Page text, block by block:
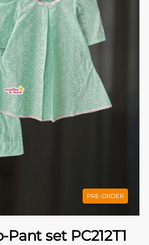
PRE-ORDER
set PC212T1